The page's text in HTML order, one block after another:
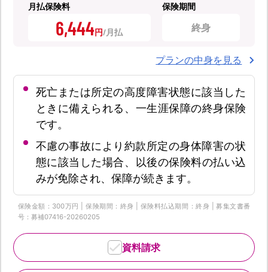
月払保険料
6,444円
保険期間
終身
プランの中身を見る
死亡または所定の高度障害状態に該当した
ときに備えられる、一生涯保障の終身保険
です。
不慮の事故により約款所定の身体障害の状
態に該当した場合、以後の保険料の払い込
みが免除され、保障が続きます。
保険金額：300万円 | 保険期間：終身 | 保険料払込期間：終身 | 募集文書番
号：募補07416-20260205
資料請求